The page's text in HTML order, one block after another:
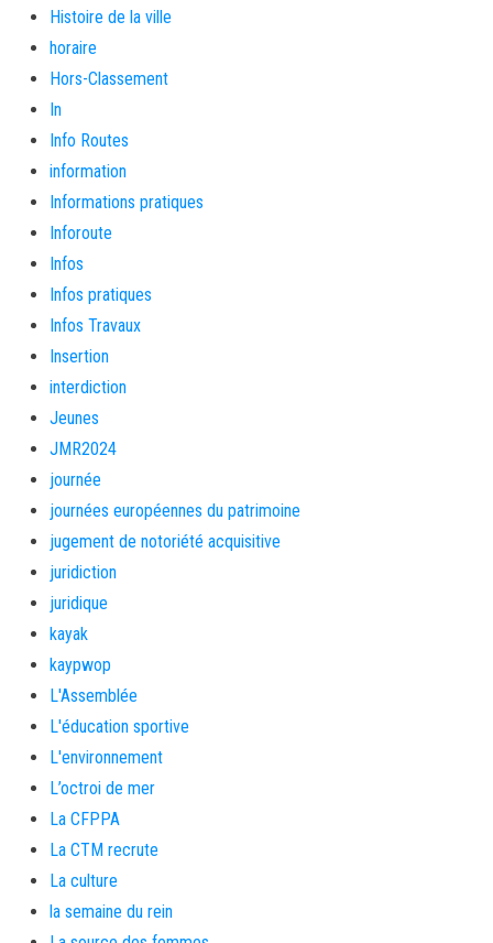
Histoire de la ville
horaire
Hors-Classement
In
Info Routes
information
Informations pratiques
Inforoute
Infos
Infos pratiques
Infos Travaux
Insertion
interdiction
Jeunes
JMR2024
journée
journées européennes du patrimoine
jugement de notoriété acquisitive
juridiction
juridique
kayak
kaypwop
L'Assemblée
L'éducation sportive
L'environnement
L’octroi de mer
La CFPPA
La CTM recrute
La culture
la semaine du rein